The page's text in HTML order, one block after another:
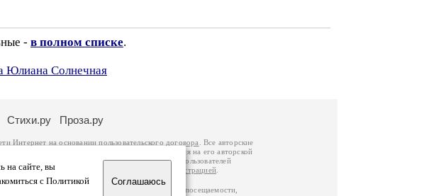
- в полном списке.
Юлиана Солнечная
на сайте, вы
с Политикой
Соглашаюсь
Стихи.ру Проза.ру
Интернет на основаниипользовательского договора
. Все авторские
его автора, к которому вы можете обратиться на его авторской
законодательства Российской Федерации. Данные пользователей
информацию о портале связаться с администрацией
двух миллионов страниц по данным счетчика посещаемости,